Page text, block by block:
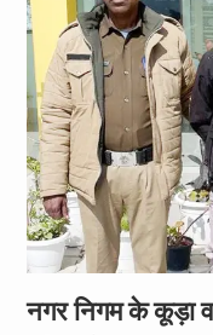
नगर निगम के कूड़ा